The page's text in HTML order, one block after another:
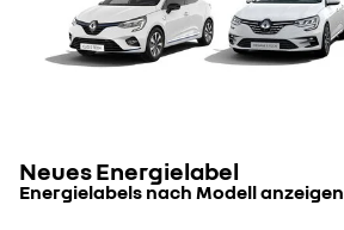
Neues Energielabel
Energielabels nach Modell anzeigen